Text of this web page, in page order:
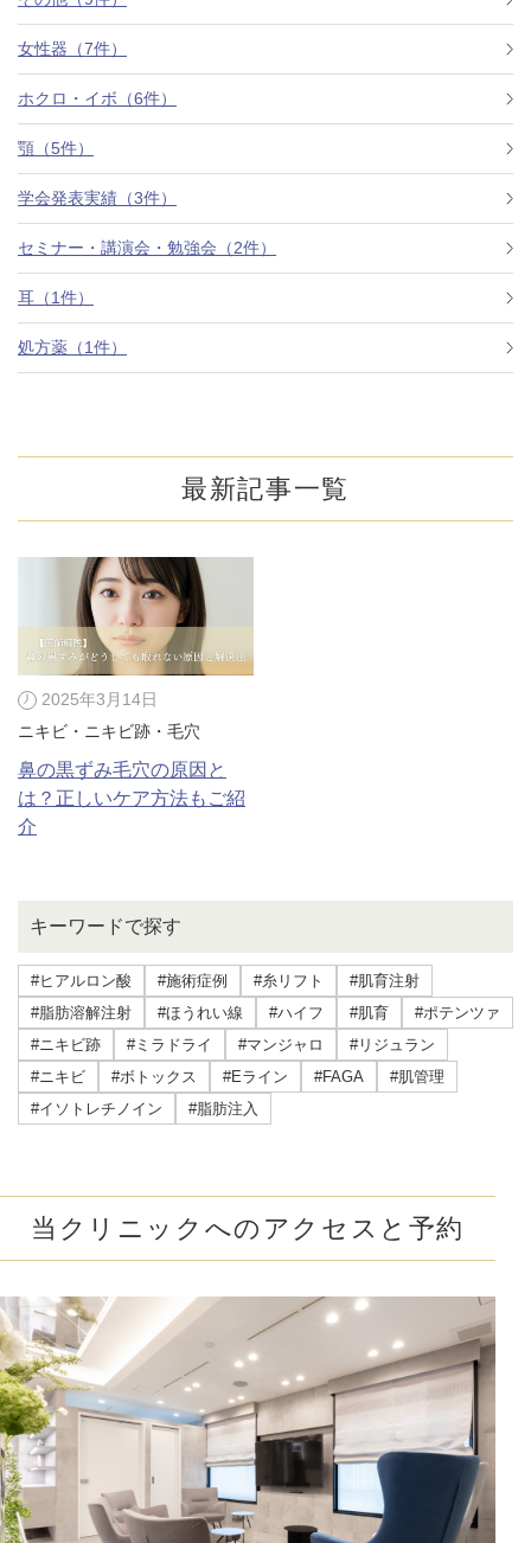
よくあるご質問
美容ブログ
女性器（7件）
ホクロ・イボ（6件）
顎（5件）
学会発表実績（3件）
セミナー・講演会・勉強会（2件）
耳（1件）
処方薬（1件）
キーワードで探す
#ヒアルロン酸 #施術症例 #糸リフト
#肌育注射
#脂肪溶解注射
#ほうれい線 #ハイフ #肌育
#ポテンツァ
#ニキビ跡
#ミラドライ #マンジャロ
#リジュラン
#ニキビ
#ボトックス #Eライン #FAGA
#肌管理
#イソトレチノイン
#脂肪注入
最新記事一覧
2025年3月14日
ニキビ・ニキビ跡・毛穴
鼻の黒ずみ毛穴の原因と
は？正しいケア方法もご紹
介
当クリニックへのアクセスと予約